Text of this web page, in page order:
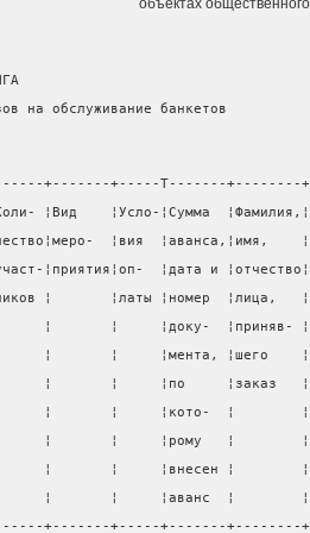
объектах
на обслуживание банкетов
+-------+-----T-------+--------
¦Вид    ¦Усло-¦Сумма
¦вия  ¦аванса,¦имя,
¦приятия¦оп-  ¦дата и
¦       ¦латы ¦номер  ¦лица,
¦       ¦     ¦доку-  ¦приняв-
¦       ¦     ¦мента, ¦шего
¦       ¦     ¦по     ¦заказ
¦       ¦     ¦кото-  ¦
¦       ¦     ¦рому   ¦
¦       ¦     ¦внесен ¦
¦       ¦     ¦аванс  ¦
+-------+-----+-------+--------